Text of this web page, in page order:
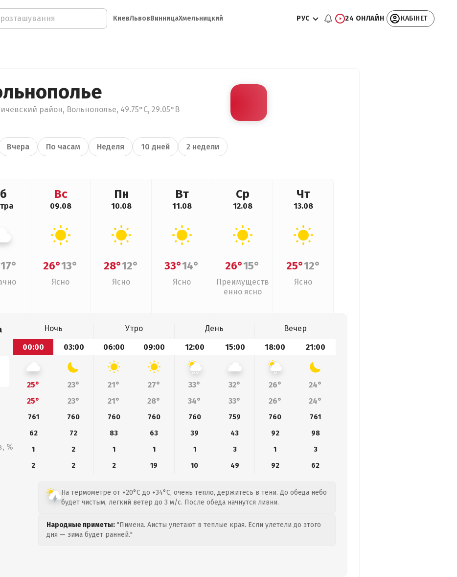
КиевЛьвовВинницаХмельницкий РУС 24 ОНЛАЙН КАБІНЕТ
район, Вольнополье, 49.75°С, 29.05°В
Вчера По часам Неделя 10 дней 2 недели
17°
Вс
09.08
26°13°
Ясно
Пн
10.08
28°12°
Ясно
Вт
11.08
33°14°
Ясно
Ср
12.08
26°15°
Преимуществ
енно ясно
Чт
13.08
25°12°
Ясно
%
Ночь Утро День
Вечер
00:00
03:00 06:00 09:00 12:00 15:00 18:00 21:00
25° 23° 21° 27° 33° 32° 26°
24°
25°
23° 21° 28° 34° 33° 26° 24°
761 760 760 760 760 759 760
761
62
72 83 63 39 43 92
98
1
2 1 1 1 3 1
3
2
2 2 19 10 49 92 62
На термометре от +20°C до +34°C, очень тепло, держитесь в тени. До обеда небо
будет чистым, легкий ветер до 3 м/с. После обеда начнутся ливни.
Народные приметы: "Пимена. Аисты улетают в теплые края. Если улетели до этого
дня — зима будет ранней."